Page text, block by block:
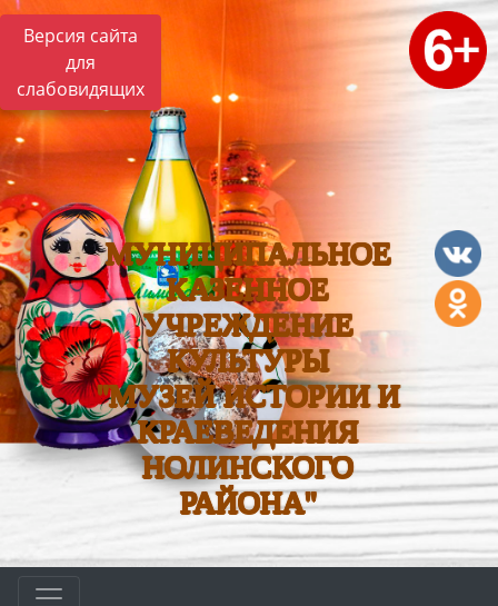
Версия сайта
для
слабовидящих
МУНИЦИПАЛЬНОЕ
КАЗЕННОЕ
УЧРЕЖДЕНИЕ
КУЛЬТУРЫ
"МУЗЕЙ ИСТОРИИ И
КРАЕВЕДЕНИЯ
НОЛИНСКОГО
РАЙОНА"